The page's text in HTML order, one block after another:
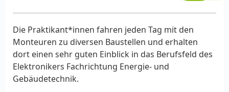
Die Praktikant*innen fahren jeden Tag mit den
Monteuren zu diversen Baustellen und erhalten
dort einen sehr guten Einblick in das Berufsfeld des
Elektronikers Fachrichtung Energie- und
Gebäudetechnik.